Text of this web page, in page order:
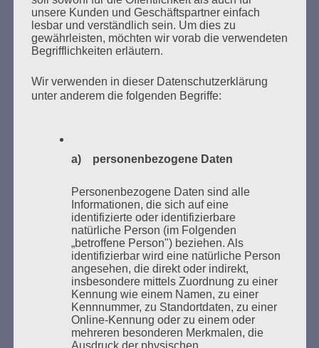
Zum 26. Mal gibt es eine Marathonlesung anlässlich
des Gedenkens an die Verbrennung von Büchern am
Studentenorganisationen und Burschenschaftler
Bücher verbrannten.
Weitere Informationen:lesezeichen-setzen.de
GEDENKEN UND ERINNERN BEGINNT IN
UNSERER NACHBARSCHAFT
unsere Kunden und Geschäftspartner einfach
lesbar und verständlich sein. Um dies zu
gewährleisten, möchten wir vorab die verwendeten
Begrifflichkeiten erläutern.
Wir verwenden in dieser Datenschutzerklärung
unter anderem die folgenden Begriffe:
a) personenbezogene Daten
Personenbezogene Daten sind alle
Informationen, die sich auf eine
identifizierte oder identifizierbare
natürliche Person (im Folgenden
„betroffene Person") beziehen. Als
identifizierbar wird eine natürliche Person
angesehen, die direkt oder indirekt,
insbesondere mittels Zuordnung zu einer
Kennung wie einem Namen, zu einer
Kennnummer, zu Standortdaten, zu einer
Online-Kennung oder zu einem oder
mehreren besonderen Merkmalen, die
Ausdruck der physischen,